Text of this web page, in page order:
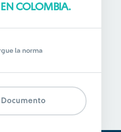
COLOMBIA.
la norma
Documento